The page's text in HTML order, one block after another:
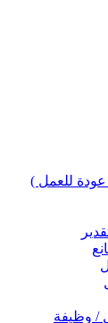
للعمل )
/ وظيفة